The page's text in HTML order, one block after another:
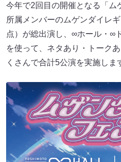
今年で2回目の開催となる「ム
所属メンバーのムゲンダイレ
点）が総出演し、∞ホール・∞
を使って、ネタあり・トーク
くさんで合計5公演を実施しま